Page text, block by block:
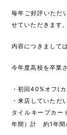
毎年ご好評いただ
せていただきます。
内容につきまして
今年度高校を卒業
・初回40%オフ(
・来店していただ
タイルキープカー
年間）計 約1年間